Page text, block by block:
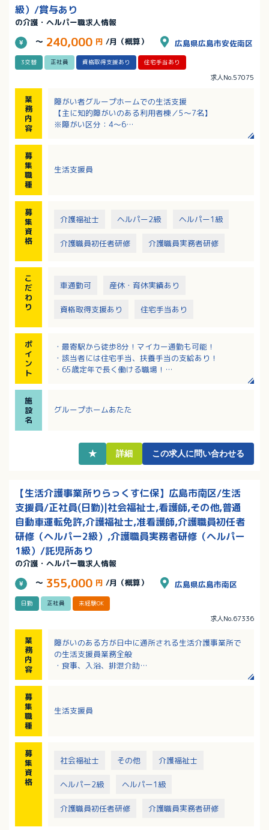
級）/賞与あり
の介護・ヘルパー職求人情報
～ 240,000 円 /月（概算） 広島県広島市安佐南区
3交替 正社員 資格取得支援あり 住宅手当あり
求人No.57075
業
務
内
容
障がい者グループホームでの生活支援
【主に知的障がいのある利用者棟／5～7名】
※障がい区分：4～6
担は少ないです。
ンを焼く、サラダを作る。卵を焼くなど簡単な内容で
・9：00～ マイクロバスに乗ってグループホームを出
発。祇園の法人本部まで移動
（かろかろ）障がい区分が重度の方がいかれ、レ
（あさ）ラベル張りなどの簡易的な軽作業を行
・20：00～21：00 就寝。
■働く上で大切な事
身体的には問題がないが、コミュニケーションが上手
こちらが話したことが、相手には違うように伝わるこ
募
集
職
種
生活支援員
募
集
資
格
介護福祉士 ヘルパー2級 ヘルパー1級
介護職員初任者研修 介護職員実務者研修
こ
だ
わ
り
車通勤可 産休・育休実績あり
資格取得支援あり 住宅手当あり
ポ
イ
ン
ト
・最寄駅から徒歩8分！マイカー通勤も可能！
・該当者には住宅手当、扶養手当の支給あり！
・65歳定年で長く働ける職場！
施
設
名
グループホームあたた
★ 詳細 この求人に問い合わせる
【生活介護事業所りらっくす仁保】広島市南区/生活
支援員/正社員(日勤)|社会福祉士,看護師,その他,普通
自動車運転免許,介護福祉士,准看護師,介護職員初任者
研修（ヘルパー2級）,介護職員実務者研修（ヘルパー
1級）/託児所あり
の介護・ヘルパー職求人情報
～ 355,000 円 /月（概算） 広島県広島市南区
日勤 正社員 未経験OK
求人No.67336
業
務
内
容
障がいのある方が日中に通所される生活介護事業所で
の生活支援員業務全般
・食事、入浴、排泄介助
・活動記録の記入や書類作成、事務作業 など
募
集
職
種
生活支援員
募
集
資
格
社会福祉士 その他 介護福祉士
ヘルパー2級 ヘルパー1級
介護職員初任者研修 介護職員実務者研修